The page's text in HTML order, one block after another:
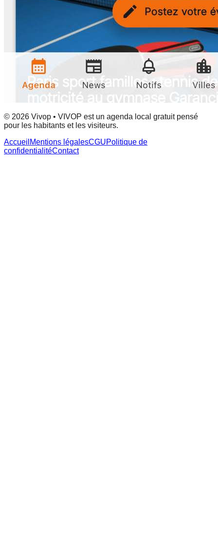
© 2026 Vivop • VIVOP est un agenda local gratuit pensé
pour les habitants et les visiteurs.
Accueil Mentions légalesCGUPolitique de
confidentialitéContact